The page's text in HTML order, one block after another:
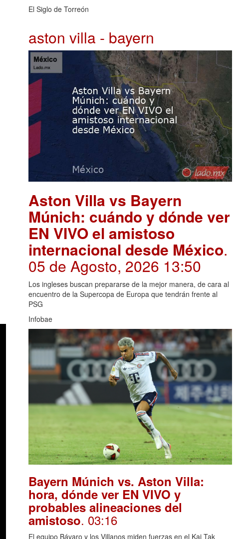
El Siglo de Torreón
aston villa - bayern
Aston Villa vs Bayern
Múnich: cuándo y dónde ver
EN VIVO el amistoso
internacional desde México.
05 de Agosto, 2026 13:50
Los ingleses buscan prepararse de la mejor manera, de cara al
encuentro de la Supercopa de Europa que tendrán frente al
PSG
Infobae
Bayern Múnich vs. Aston Villa:
hora, dónde ver EN VIVO y
probables alineaciones del
amistoso. 03:16
El equipo Bávaro y los Villanos miden fuerzas en el Kai Tak